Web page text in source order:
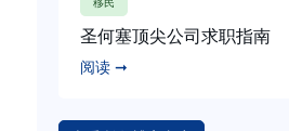
圣何塞顶尖公司求职指南
阅读 ➞